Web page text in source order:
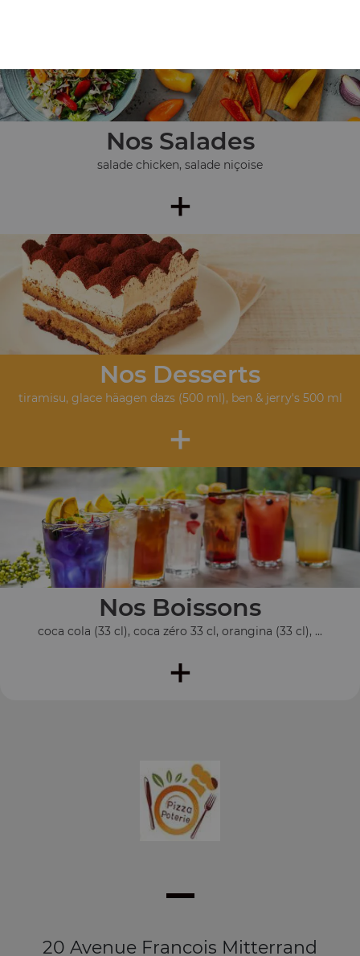
Nos Salades
salade chicken, salade niçoise
+
Nos Desserts
tiramisu, glace häagen dazs (500 ml), ben & jerry's 500 ml
+
Nos Boissons
coca cola (33 cl), coca zéro 33 cl, orangina (33 cl), ...
+
20 Avenue Francois Mitterrand